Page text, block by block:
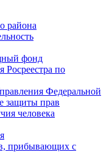
района
фонд
Росреестра по
Федеральной
защиты прав
человека
прибывающих с